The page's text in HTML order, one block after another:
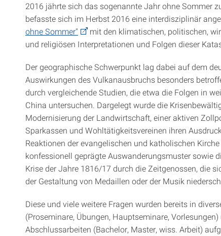
2016 jährte sich das sogenannte Jahr ohne Sommer
befasste sich im Herbst 2016 eine interdisziplinär
ohne Sommer"
mit den klimatischen, politischen,
und religiösen Interpretationen und Folgen dieser
Der geographische Schwerpunkt lag dabei auf dem
Auswirkungen des Vulkanausbruchs besonders
durch vergleichende Studien, die etwa die Folgen in
China untersuchen. Dargelegt wurde die
Modernisierung der Landwirtschaft, einer aktiven
Sparkassen und Wohltätigkeitsvereinen ihren
Reaktionen der evangelischen und katholischen
konfessionell geprägte Auswanderungsmuster sowie
Krise der Jahre 1816/17 durch die Zeitgenossen, die
der Gestaltung von Medaillen oder der Musik
Diese und viele weitere Fragen wurden bereits in
(Proseminare, Übungen, Hauptseminare,
Abschlussarbeiten (Bachelor, Master, wiss. Arbeit)